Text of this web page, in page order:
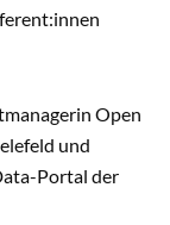
Open
und
Portal der